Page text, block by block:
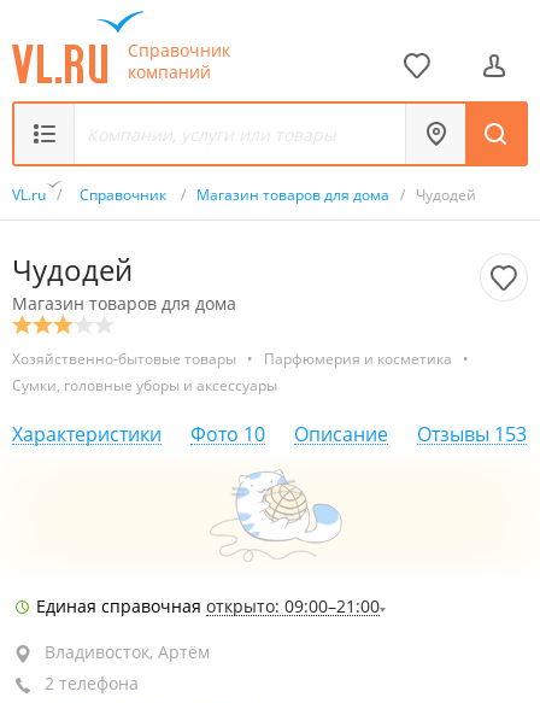
Справочник
компаний
VL.ru / Справочник / Магазин товаров для дома / Чудодей
Чудодей
Магазин товаров для дома
Хозяйственно-бытовые товары • Парфюмерия и косметика
•
Сумки, головные уборы и аксессуары
Характеристики Фото 10 Описание Отзывы 153
район "64, 71 микрорайоны", ул. Ладыгина, 3
ТЦ "Ладыгина"
+7 800 250-06-92
Единая справочная открыто: 09:00–21:00
Владивосток, Артём
2 телефона